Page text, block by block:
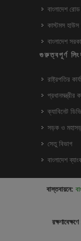
বাংলাদেশ
কাস্টমস হাউস
বাংলাদেশ
গুরুত্বপূর্ণ
রাষ্ট্রপতির
প্রধানমন্ত্রীর
ক্যাবিনেট
সড়ক ও
সেতু বিভাগ
বাংলাদেশ
বাস্তবায়নে: